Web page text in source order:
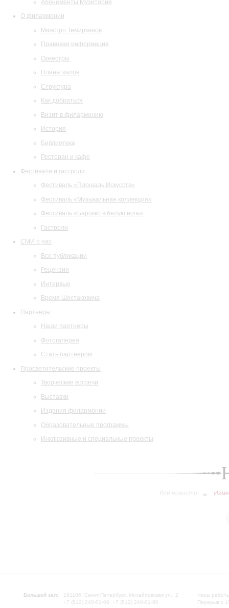
Абонементы Музитория
О филармонии
Маэстро Темирканов
Правовая информация
Оркестры
Планы залов
Структура
Как добраться
Визит в филармонию
История
Библиотека
Ресторан и кафе
Фестивали и гастроли
Фестиваль «Площадь Искусств»
Фестиваль «Музыкальная коллекция»
Фестиваль «Барокко в белую ночь»
Гастроли
СМИ о нас
Все публикации
Рецензии
Интервью
Время Шостаковича
Партнеры
Наши партнеры
Фотогалерея
Стать партнером
Просветительские проекты
Творческие встречи
Выставки
Издания филармонии
Образовательные программы
Инклюзивные и специальные проекты
Все новости
Большой зал:
191186, Санкт-Петербург, Михайловская ул., 2
+7 (812) 240-01-00, +7 (812) 240-01-80
Часы
Перерыв с